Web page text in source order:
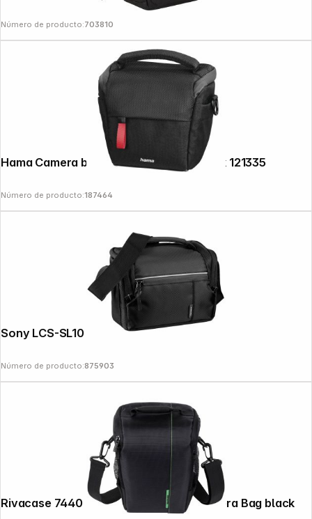
Número de producto:703810
Hama Camera bag Matera 100 Colt black 121335
Número de producto:187464
Sony LCS-SL10 funda
Número de producto:875903
Rivacase 7440 Green Mantis DSLR Camera Bag black
Copyright © 2000 - 2026 DIFOX. All rights reserved.